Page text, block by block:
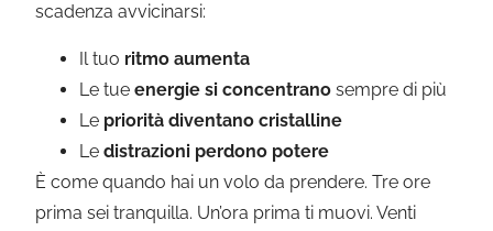
scadenza avvicinarsi:
Il tuo ritmo aumenta
Le tueenergie si concentrano sempre di più
Le priorità diventano cristalline
Ledistrazioni perdono potere
È come quando hai un volo da prendere. Tre ore
prima sei tranquilla. Un’ora prima ti muovi. Venti